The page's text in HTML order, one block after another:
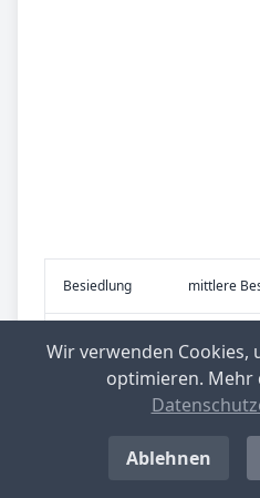
Be­sied­lung mittlere
se­zie­le
Top-­Ge­mein­den
Wir verwenden Cookies,
optimieren. Mehr
Ablehnen